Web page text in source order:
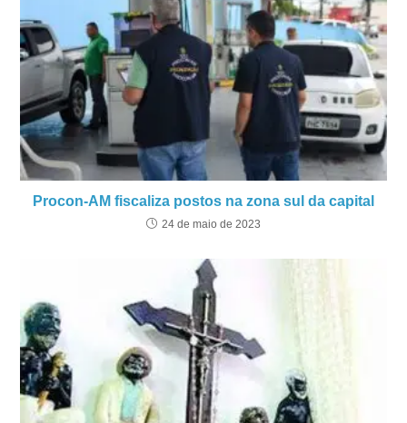
Procon-AM fiscaliza postos na zona sul da capital
24 de maio de 2023